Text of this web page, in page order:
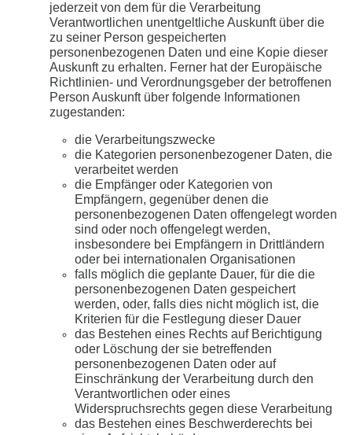
jederzeit von dem für die Verarbeitung
Verantwortlichen unentgeltliche Auskunft über die
zu seiner Person gespeicherten
personenbezogenen Daten und eine Kopie dieser
Auskunft zu erhalten. Ferner hat der Europäische
Richtlinien- und Verordnungsgeber der betroffenen
Person Auskunft über folgende Informationen
zugestanden:
die Verarbeitungszwecke
die Kategorien personenbezogener Daten, die
verarbeitet werden
die Empfänger oder Kategorien von
Empfängern, gegenüber denen die
personenbezogenen Daten offengelegt worden
sind oder noch offengelegt werden,
insbesondere bei Empfängern in Drittländern
oder bei internationalen Organisationen
falls möglich die geplante Dauer, für die die
personenbezogenen Daten gespeichert
werden, oder, falls dies nicht möglich ist, die
Kriterien für die Festlegung dieser Dauer
das Bestehen eines Rechts auf Berichtigung
oder Löschung der sie betreffenden
personenbezogenen Daten oder auf
Einschränkung der Verarbeitung durch den
Verantwortlichen oder eines
Widerspruchsrechts gegen diese Verarbeitung
das Bestehen eines Beschwerderechts bei